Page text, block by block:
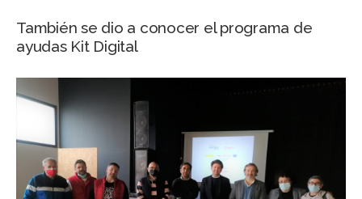
También se dio a conocer el programa de
ayudas Kit Digital